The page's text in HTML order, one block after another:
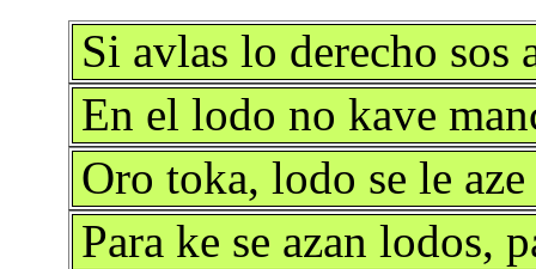
Si avlas lo derecho
En el lodo no kave
Oro toka, lodo se le aze
Para ke se azan lodos,